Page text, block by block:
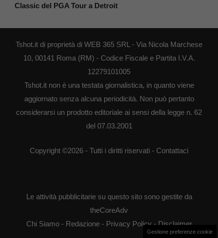
Classic del PGA Tour a Detroit
Tshot.it di proprietà di WEB 365 SRL - Via Nicola Marchese
10, 00141 Roma (RM) - Codice Fiscale e Partita I.V.A.
12279101005
Tshot.it non è una testata giornalistica, in quanto viene
aggiornato senza alcuna periodicità. Non può pertanto
considerarsi un prodotto editoriale ai sensi della legge n. 62
del 07.03.2001
Copyright ©2026 - Tutti i diritti riservati - Contattaci
Le attività pubblicitarie su questo sito sono gestite da
theCoreAdv
Chi Siamo- Redazione- Privacy Policy- Disclaimer
Gestione preferenze cookie